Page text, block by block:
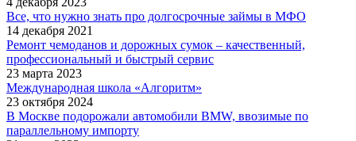
Все, что нужно знать про долгосрочные займы в МФО
14 декабря 2021
Ремонт чемоданов и дорожных сумок – качественный,
профессиональный и быстрый сервис
23 марта 2023
Международная школа «Алгоритм»
23 октября 2024
В Москве подорожали автомобили BMW, ввозимые по
параллельному импорту